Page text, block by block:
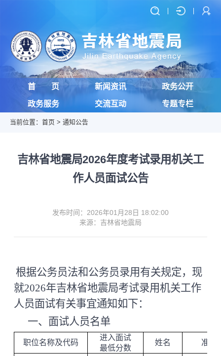
首 页 新闻资讯 政务公开
政务服务 交流互动 专题专栏
当前位置： 首页 > 通知公告
吉林省地震局2026年度考试录用机关工
作人员面试公告
发布时间：2026年01月28日 18:02:00
来源：吉林省地震局
根据公务员法和公务员录用有关规定，现
就2026年吉林省地震局考试录用机关工作
人员面试有关事宜通知如下：
一、 面试人员名单
职位名称及代码
进入面试
最低分数
姓名 准考